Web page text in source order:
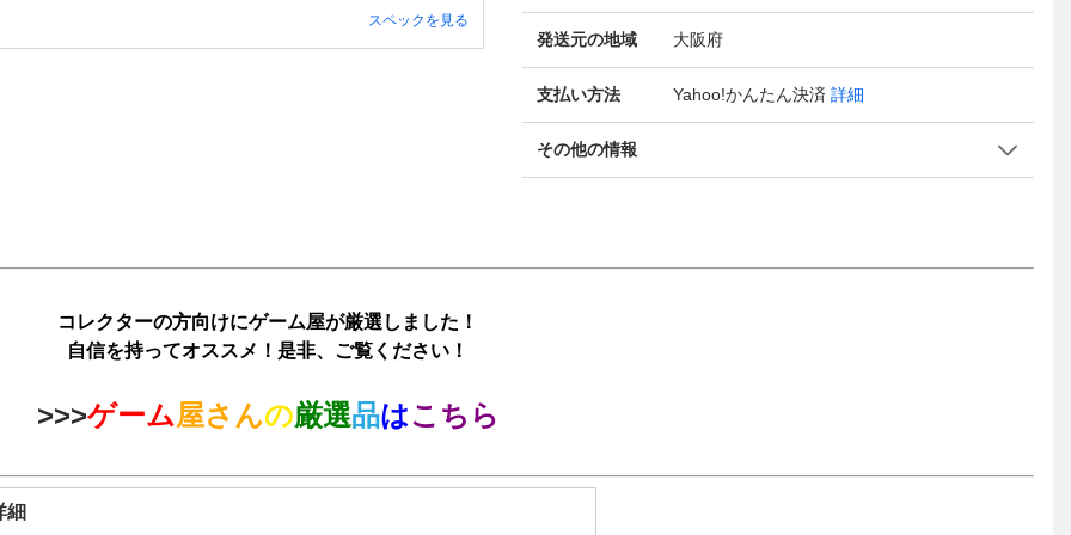
スペックを見る
発送元の地域 大阪府
支払い方法 Yahoo!かんたん決済 詳細
その他の情報